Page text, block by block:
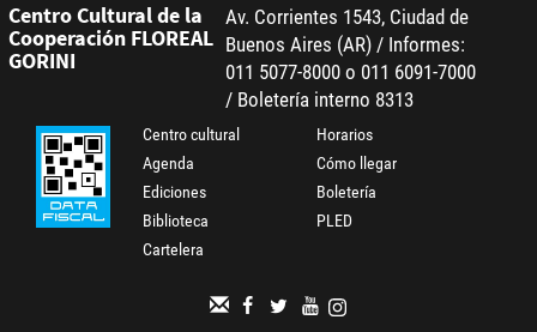
Centro Cultural de la
Cooperación FLOREAL
GORINI
Av. Corrientes 1543, Ciudad de
Buenos Aires (AR) / Informes:
011 5077-8000 o 011 6091-7000
/ Boletería interno 8313
Centro cultural
Agenda
Ediciones
Biblioteca
Cartelera
Horarios
Cómo llegar
Boletería
PLED